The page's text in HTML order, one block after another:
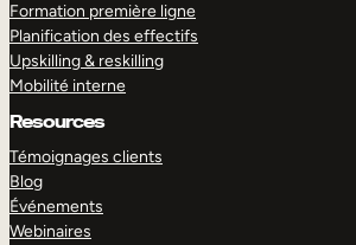
Formation première ligne
Planification des effectifs
Upskilling & reskilling
Mobilité interne
Resources
Témoignages clients
Blog
Événements
Webinaires